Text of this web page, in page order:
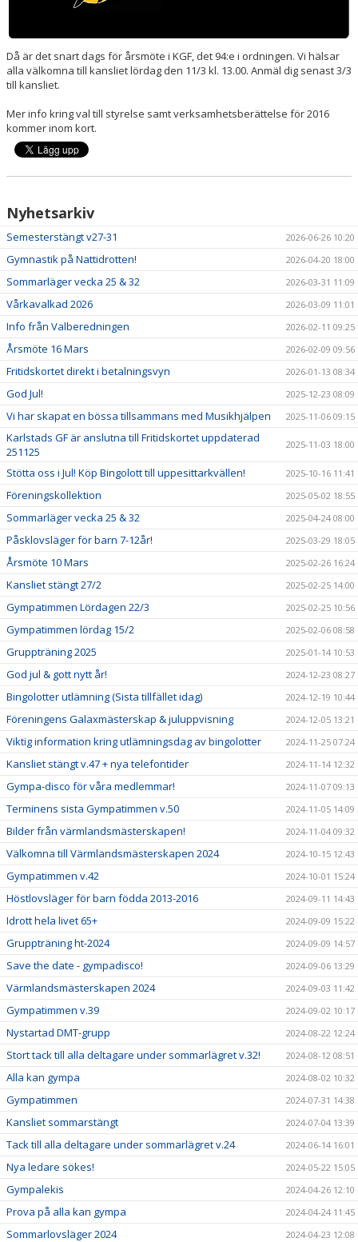
PRISER & TERMINSTIDER
BLI LEDARE
HYRA KGF-LOKALEN
SPONSORER
FRITIDSKORTET
Då är det snart dags för årsmöte i KGF, det 94:e i ordningen. Vi hälsar
alla välkomna till kansliet lördag den 11/3 kl. 13.00. Anmäl dig senast 3/3
till kansliet.
Mer info kring val till styrelse samt verksamhetsberättelse för 2016
kommer inom kort.
Nyhetsarkiv
Semesterstängt v27-31 2026-06-26 10:20
Gymnastik på Nattidrotten! 2026-04-20 18:00
Sommarläger vecka 25 & 32 2026-03-31 11:09
Vårkavalkad 2026 2026-03-09 11:01
Info från Valberedningen 2026-02-11 09:25
Årsmöte 16 Mars 2026-02-09 09:56
Fritidskortet direkt i betalningsvyn 2026-01-13 08:34
God Jul! 2025-12-23 08:09
Vi har skapat en bössa tillsammans med Musikhjälpen 2025-11-06 09:15
Karlstads GF är anslutna till Fritidskortet uppdaterad
251125
2025-11-03 18:00
Stötta oss i Jul! Köp Bingolott till uppesittarkvällen! 2025-10-16 11:41
Föreningskollektion 2025-05-02 18:55
Sommarläger vecka 25 & 32 2025-04-24 08:00
Påsklovsläger för barn 7-12år! 2025-03-29 18:05
Årsmöte 10 Mars 2025-02-26 16:24
Kansliet stängt 27/2 2025-02-25 14:00
Gympatimmen Lördagen 22/3 2025-02-25 10:56
Gympatimmen lördag 15/2 2025-02-06 08:58
Gruppträning 2025 2025-01-14 10:53
God jul & gott nytt år! 2024-12-23 08:27
Bingolotter utlämning (Sista tillfället idag) 2024-12-19 10:44
Föreningens Galaxmästerskap & juluppvisning 2024-12-05 13:21
Viktig information kring utlämningsdag av bingolotter 2024-11-25 07:24
Kansliet stängt v.47 + nya telefontider 2024-11-14 12:32
Gympa-disco för våra medlemmar! 2024-11-07 09:13
Terminens sista Gympatimmen v.50 2024-11-05 14:09
Bilder från värmlandsmästerskapen! 2024-11-04 09:32
Välkomna till Värmlandsmästerskapen 2024 2024-10-15 12:43
Gympatimmen v.42 2024-10-01 15:24
Höstlovsläger för barn födda 2013-2016 2024-09-11 14:43
Idrott hela livet 65+ 2024-09-09 15:22
Gruppträning ht-2024 2024-09-09 14:57
Save the date - gympadisco! 2024-09-06 13:29
Värmlandsmästerskapen 2024 2024-09-03 11:42
Gympatimmen v.39 2024-09-02 10:17
Nystartad DMT-grupp 2024-08-22 12:24
Stort tack till alla deltagare under sommarlägret v.32! 2024-08-12 08:51
Alla kan gympa 2024-08-02 10:32
Gympatimmen 2024-07-31 14:38
Kansliet sommarstängt 2024-07-04 13:39
Tack till alla deltagare under sommarlägret v.24 2024-06-14 16:01
Nya ledare sökes! 2024-05-22 15:05
Gympalekis 2024-04-26 12:10
Prova på alla kan gympa 2024-04-24 11:45
Sommarlovsläger 2024 2024-04-23 12:08